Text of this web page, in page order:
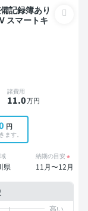
スマートキ
諸費用
11.0万円
円
ます。
県
納期の目安 ※
11月〜12月